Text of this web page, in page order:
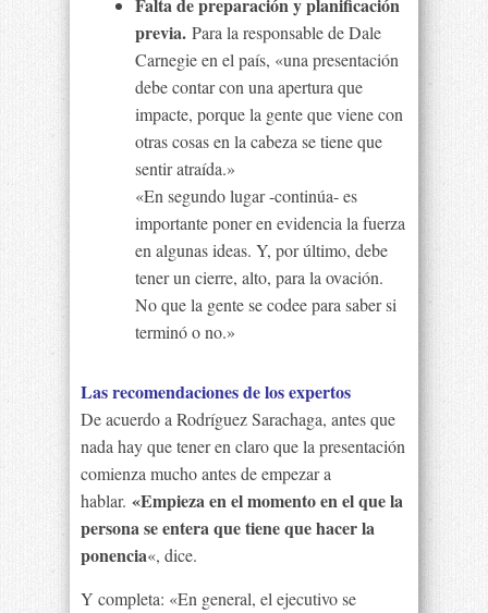
previa. Para la responsable de Dale
Carnegie en el país, «una presentación
debe contar con una apertura que
impacte, porque la gente que viene con
otras cosas en la cabeza se tiene que
sentir atraída.»
«En segundo lugar -continúa- es
importante poner en evidencia la fuerza
en algunas ideas. Y, por último, debe
tener un cierre, alto, para la ovación.
No que la gente se codee para saber si
terminó o no.»
Las recomendaciones de los expertos
De acuerdo a Rodríguez Sarachaga, antes que
nada hay que tener en claro que la presentación
comienza mucho antes de empezar a
hablar. «Empieza en el momento en el que la
persona se entera que tiene que hacer la
ponencia«, dice.
Y completa: «En general, el ejecutivo se